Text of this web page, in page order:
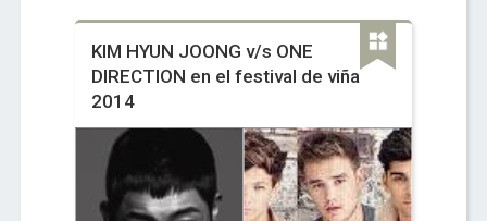
KIM HYUN JOONG v/s ONE
DIRECTION en el festival de viña
2014